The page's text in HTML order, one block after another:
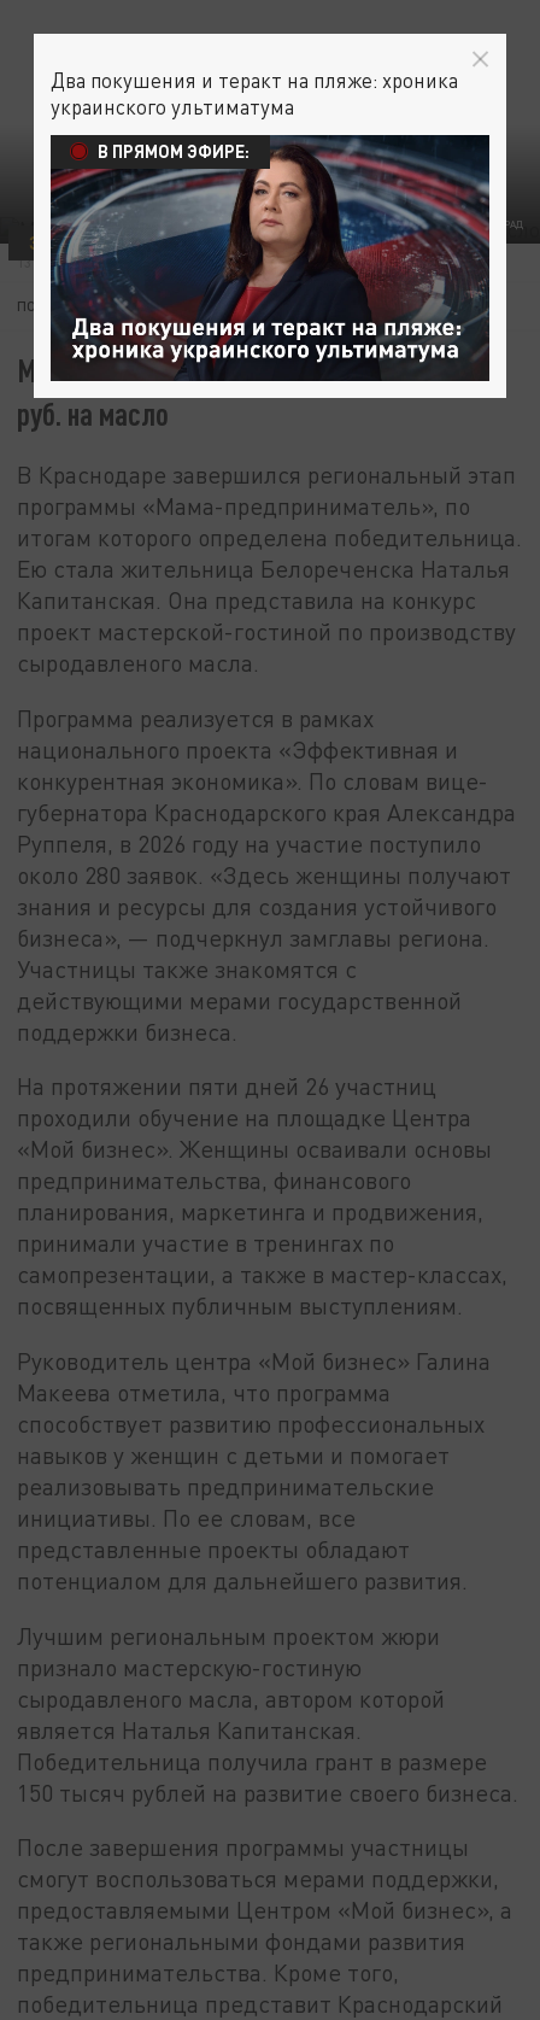
ФОТО: ЦАРЬГРАД
ЭКОНОМИКА
13 ИЮНЯ 02:52
ПОДПИШИТЕСЬ:
Мать из Белореченска выиграла 150 тыс.
руб. на масло
В Краснодаре завершился региональный этап
программы «Мама-предприниматель», по
итогам которого определена победительница.
Ею стала жительница Белореченска Наталья
Капитанская. Она представила на конкурс
проект мастерской-гостиной по производству
сыродавленого масла.
Программа реализуется в рамках
национального проекта «Эффективная и
конкурентная экономика». По словам вице-
губернатора Краснодарского края Александра
Руппеля, в 2026 году на участие поступило
около 280 заявок. «Здесь женщины получают
знания и ресурсы для создания устойчивого
бизнеса», — подчеркнул замглавы региона.
Участницы также знакомятся с
действующими мерами государственной
поддержки бизнеса.
На протяжении пяти дней 26 участниц
проходили обучение на площадке Центра
«Мой бизнес». Женщины осваивали основы
предпринимательства, финансового
планирования, маркетинга и продвижения,
принимали участие в тренингах по
самопрезентации, а также в мастер-классах,
посвященных публичным выступлениям.
Руководитель центра «Мой бизнес» Галина
Макеева отметила, что программа
способствует развитию профессиональных
навыков у женщин с детьми и помогает
реализовывать предпринимательские
инициативы. По ее словам, все
представленные проекты обладают
потенциалом для дальнейшего развития.
Лучшим региональным проектом жюри
признало мастерскую-гостиную
сыродавленого масла, автором которой
является Наталья Капитанская.
Победительница получила грант в размере
150 тысяч рублей на развитие своего бизнеса.
После завершения программы участницы
смогут воспользоваться мерами поддержки,
предоставляемыми Центром «Мой бизнес», а
также региональными фондами развития
предпринимательства. Кроме того,
победительница представит Краснодарский
Два покушения и теракт на пляже: хроника
украинского ультиматума
В ПРЯМОМ ЭФИРЕ: